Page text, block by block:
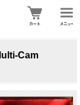
Cam